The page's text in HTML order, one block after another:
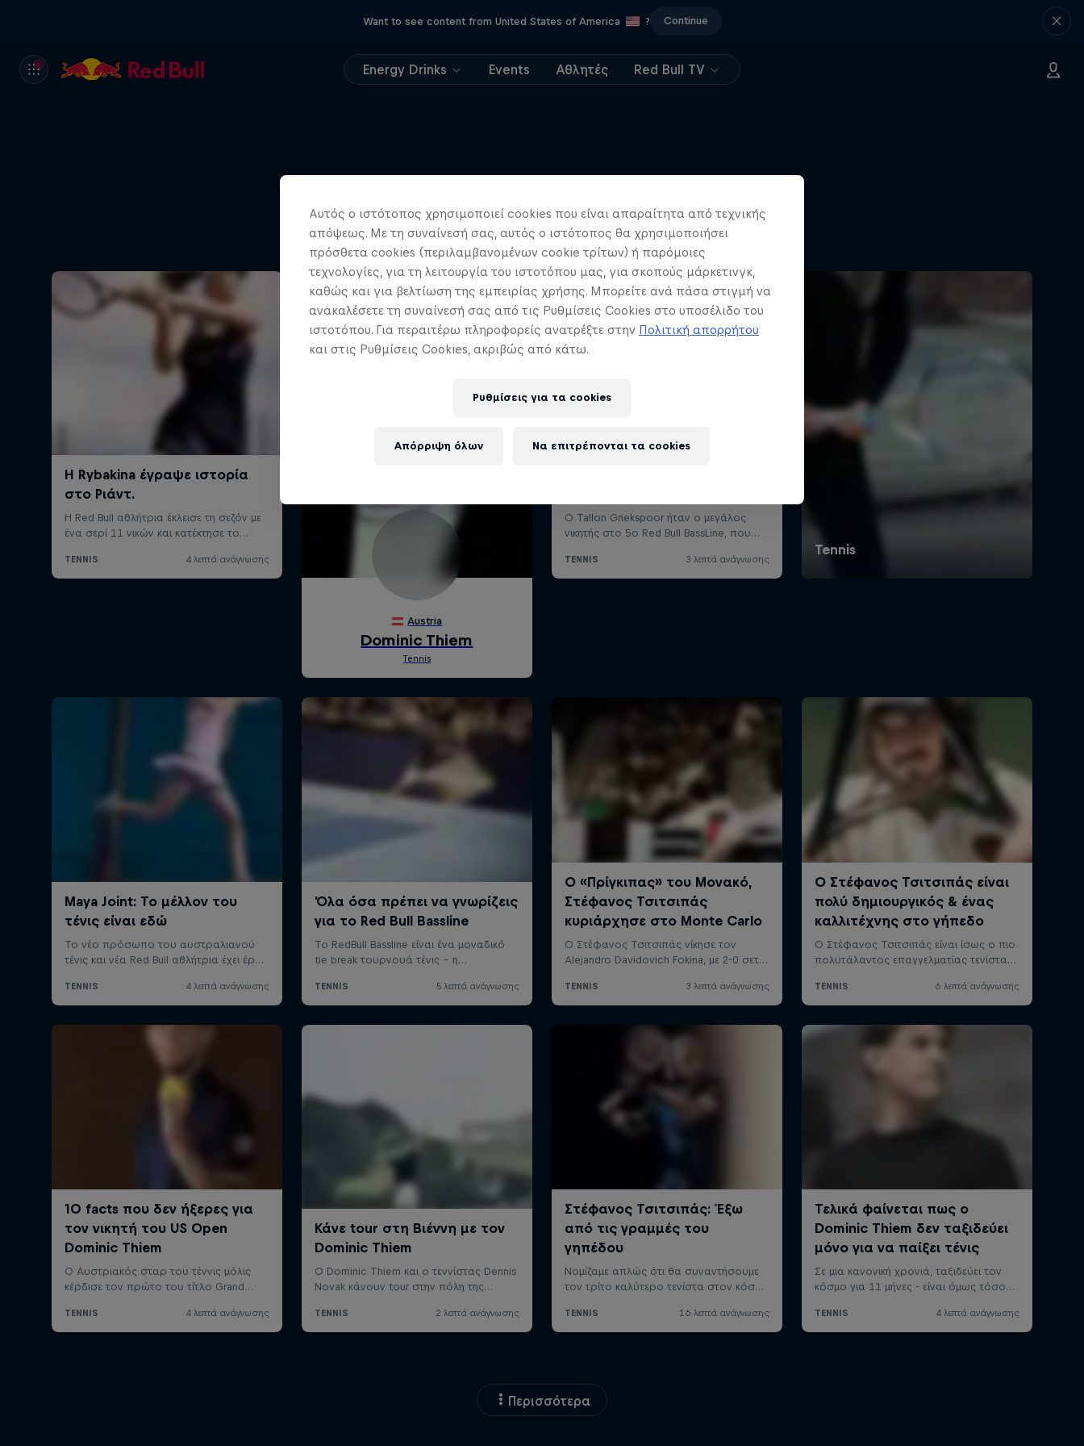
Want to see content from United States of America ? Continue
Energy Drinks Events Αθλητές Red Bull TV
Περισσότερα
Περισσότερα
Αυτός ο ιστότοπος χρησιμοποιεί cookies που είναι απαραίτητα από τεχνικής
απόψεως. Με τη συναίνεσή σας, αυτός ο ιστότοπος θα χρησιμοποιήσει
πρόσθετα cookies (περιλαμβανομένων cookie τρίτων) ή παρόμοιες
τεχνολογίες, για τη λειτουργία του ιστοτόπου μας, για σκοπούς μάρκετινγκ,
καθώς και για βελτίωση της εμπειρίας χρήσης. Μπορείτε ανά πάσα στιγμή να
ανακαλέσετε τη συναίνεσή σας από τις Ρυθμίσεις Cookies στο υποσέλιδο του
ιστοτόπου. Για περαιτέρω πληροφορείς ανατρέξτε στην Πολιτική απορρήτου
και στις Ρυθμίσεις Cookies, ακριβώς από κάτω.
Ρυθμίσεις για τα cookies
Απόρριψη όλων Να επιτρέπονται τα cookies